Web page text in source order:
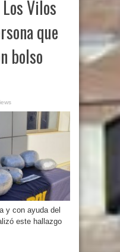
Vilos
que
bolso
y con ayuda del
este hallazgo